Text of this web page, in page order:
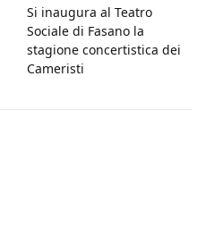
Si inaugura al Teatro
Sociale di Fasano la
stagione concertistica dei
Cameristi